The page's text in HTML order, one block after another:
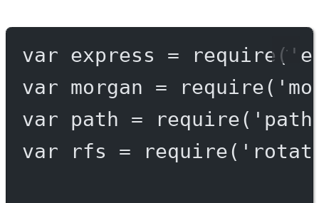
var express = require (
var morgan = require(
var path = require(
var rfs = require(